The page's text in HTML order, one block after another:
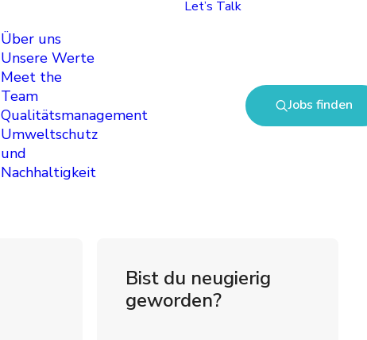
Über uns
Unsere Werte
Meet the
Team
Qualitätsmanagement
Umweltschutz
und
Nachhaltigkeit
Let’s Talk
Jobs finden
Bist du neugierig
geworden?